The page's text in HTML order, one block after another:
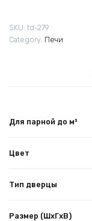
SKU: td-279
Category: Печи
Для парной до м³
Цвет
Тип дверцы
Размер (ШхГхВ)